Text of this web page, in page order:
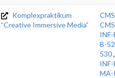
Komplexpraktikum
“Creative Immersive Media”
B-
530
MA-